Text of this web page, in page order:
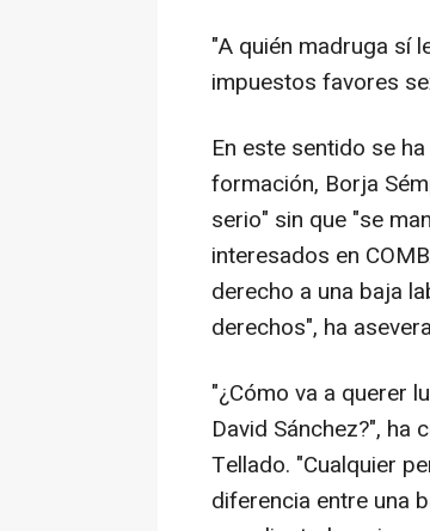
"A quién madruga sí
impuestos favores
En este sentido se
formación, Borja
serio" sin que "se
interesados en
derecho a una baja
derechos", ha
"¿Cómo va a querer
David Sánchez?",
Tellado. "Cualquier
diferencia entre una